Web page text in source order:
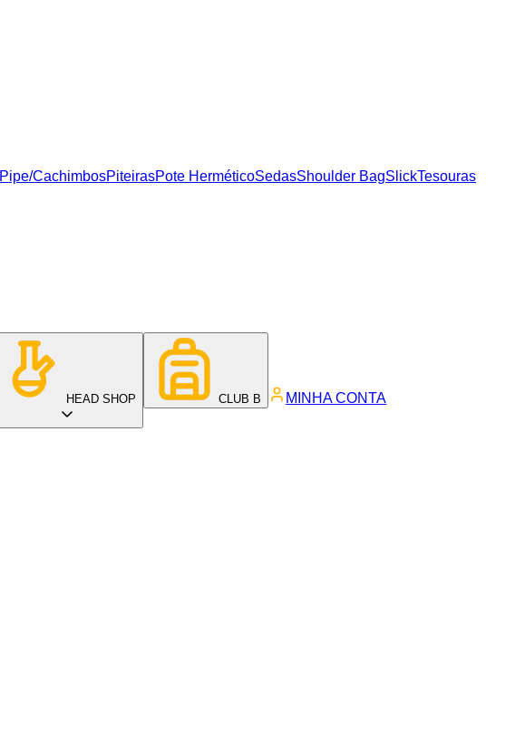
Pipe/CachimbosPiteirasPote HerméticoSedasShoulder BagSlickTesouras
HEAD SHOP CLUB B MINHA CONTA